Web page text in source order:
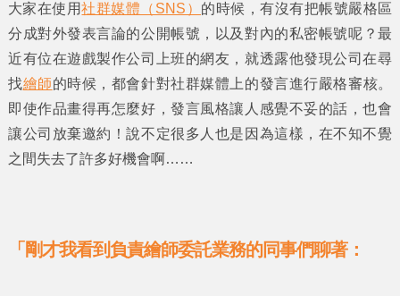
大家在使用社群媒體（SNS） 的時候，有沒有把帳號嚴格區
分成對外發表言論的公開帳號 ，以及對內的私密帳號呢？最
近有位在遊戲製作公司上班的網友，就透露他發現公司在尋
找繪師的時候，都會針對社群媒體上的發言進行嚴格審核。
即使作品畫得再怎麼好，發言風格讓人感覺不妥的話，也會
讓公司放棄邀約！說不定很多人也是因為這樣，在不知不覺
之間失去了許多好機會啊……
「剛才我看到負責繪師委託業務的同事們聊著：